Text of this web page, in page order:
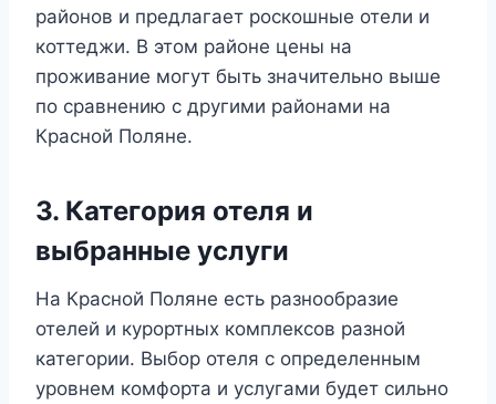
районов и предлагает роскошные отели и
коттеджи. В этом районе цены на
проживание могут быть значительно выше
по сравнению с другими районами на
Красной Поляне.
3. Категория отеля и
выбранные услуги
На Красной Поляне есть разнообразие
отелей и курортных комплексов разной
категории. Выбор отеля с определенным
уровнем комфорта и услугами будет сильно